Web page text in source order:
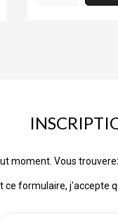
moment. Vous
ce formulaire, j'accepte